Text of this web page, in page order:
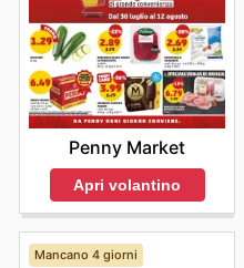
rinunciare alla qualità.
offerte si traduce in un
permettendo di fare acquisti
settimana dopo settimana.
stesso per scoprire le
risparmiare.
Penny Market
Apri volantino
Mancano 4 giorni